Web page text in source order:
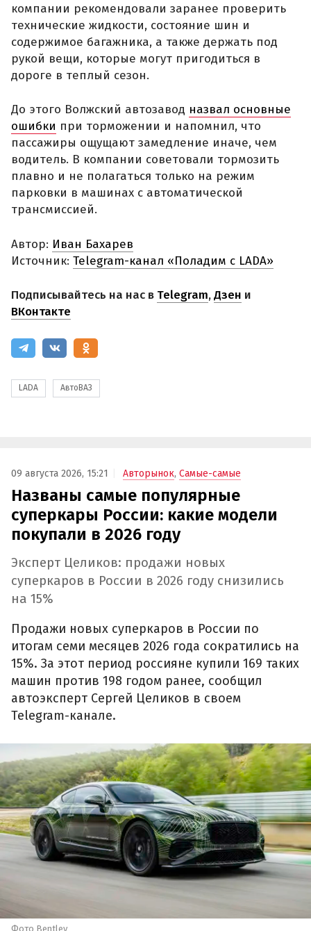
компании рекомендовали заранее проверить
технические жидкости, состояние шин и
содержимое багажника, а также держать под
рукой вещи, которые могут пригодиться в
дороге в теплый сезон.
До этого Волжский автозавод назвал основные
ошибки при торможении и напомнил, что
пассажиры ощущают замедление иначе, чем
водитель. В компании советовали тормозить
плавно и не полагаться только на режим
парковки в машинах с автоматической
трансмиссией.
Автор: Иван Бахарев
Источник: Telegram-канал «Поладим с LADA»
Подписывайтесь на нас в Telegram,Дзен и
ВКонтакте
LADA АвтоВАЗ
09 августа 2026, 15:21 Авторынок, Самые-самые
Названы самые популярные
суперкары России: какие модели
покупали в 2026 году
Эксперт Целиков: продажи новых
суперкаров в России в 2026 году снизились
на 15%
Продажи новых суперкаров в России по
итогам семи месяцев 2026 года сократились на
15%. За этот период россияне купили 169 таких
машин против 198 годом ранее, сообщил
автоэксперт Сергей Целиков в своем
Telegram-канале.
Фото Bentley